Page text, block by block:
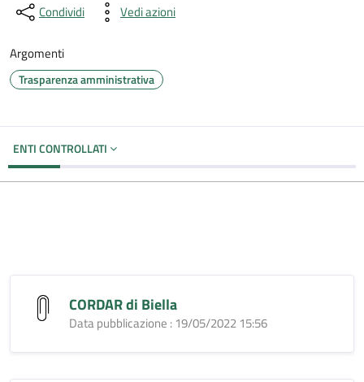
Condividi Vedi azioni
Argomenti
Trasparenza amministrativa
ENTI CONTROLLATI
CORDAR di Biella
Data pubblicazione : 19/05/2022 15:56